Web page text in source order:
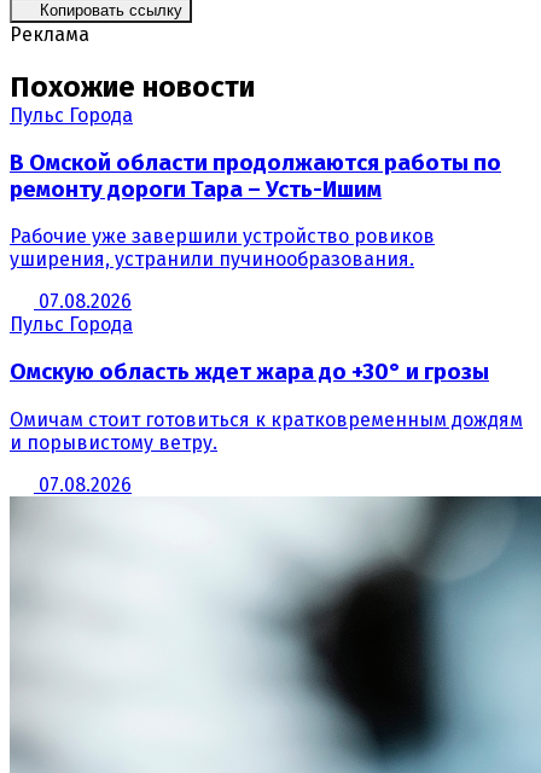
Копировать ссылку
Реклама
Похожие новости
Пульс Города
В Омской области продолжаются работы по
ремонту дороги Тара – Усть-Ишим
Рабочие уже завершили устройство ровиков
уширения, устранили пучинообразования.
07.08.2026
Пульс Города
Омскую область ждет жара до +30° и грозы
Омичам стоит готовиться к кратковременным дождям
и порывистому ветру.
07.08.2026